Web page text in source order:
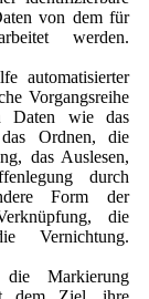
von dem für
werden.
automatisierter
Vorgangsreihe
Daten wie das
Ordnen, die
das Auslesen,
durch
Form der
die
Vernichtung.
Markierung